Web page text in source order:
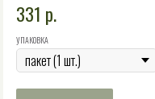
331 р.
УПАКОВКА